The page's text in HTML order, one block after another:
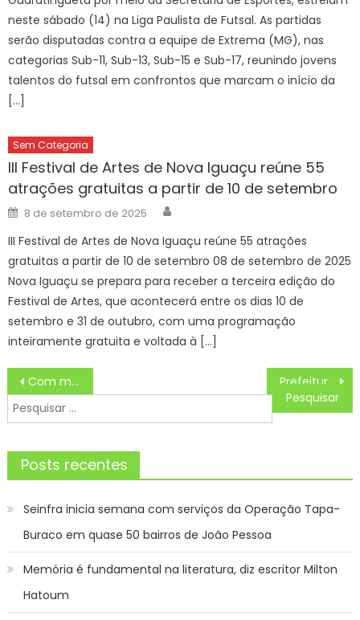
neste sábado (14) na Liga Paulista de Futsal. As partidas
serão disputadas contra a equipe de Extrema (MG), nas
categorias Sub-11, Sub-13, Sub-15 e Sub-17, reunindo jovens
talentos do futsal em confrontos que marcam o início da
[…]
Sem Categoria
III Festival de Artes de Nova Iguaçu reúne 55
atrações gratuitas a partir de 10 de setembro
Posted
on
8 de setembro de 2025
III Festival de Artes de Nova Iguaçu reúne 55 atrações
gratuitas a partir de 10 de setembro 08 de setembro de 2025
Nova Iguaçu se prepara para receber a terceira edição do
Festival de Artes, que acontecerá entre os dias 10 de
setembro e 31 de outubro, com uma programação
inteiramente gratuita e voltada à […]
Navegação
de
Post
Com mais 3 troféus, São José dispara na liderança dos Jogos
Prefeitura premia 100 alunos com viagens para Disney e Nasa – Prefeitura da Cidade do Rio de Janeiro
Pesquisar
por:
Posts recentes
Seinfra inicia semana com serviços da Operação Tapa-
Buraco em quase 50 bairros de João Pessoa
Memória é fundamental na literatura, diz escritor Milton
Hatoum